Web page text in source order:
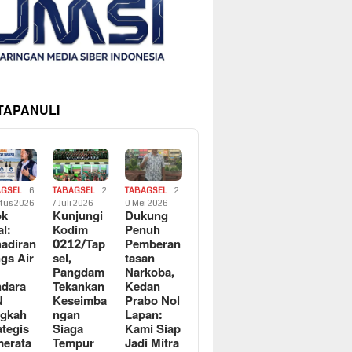
6
2026
Air
TABAGSEL
2
7 Juli 2026
Kunjungi
Kodim
0212/Tap
sel,
Pangdam
Tekankan
Keseimba
ngan
Siaga
Tempur
TABAGSEL
2
0 Mei 2026
Dukung
Penuh
Pemberan
tasan
Narkoba,
Kedan
Prabo Nol
Lapan:
Kami Siap
Jadi Mitra